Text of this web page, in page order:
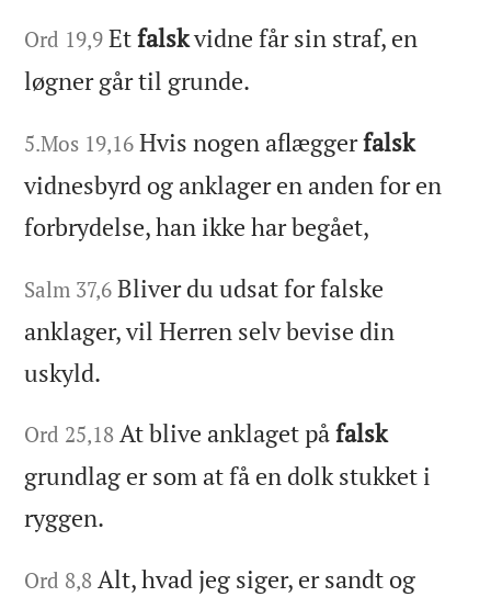
Ord 19,9 Etfalskvidne får sin straf, en
løgner går til grunde.
5.Mos 19,16 Hvis nogen aflæggerfalsk
vidnesbyrd og anklager en anden for en
forbrydelse, han ikke har begået,
Salm 37,6 Bliver du udsat for falske
anklager, vil Herren selv bevise din
uskyld.
Ord 25,18 At blive anklaget påfalsk
grundlag er som at få en dolk stukket i
ryggen.
Ord 8,8 Alt, hvad jeg siger, er sandt og